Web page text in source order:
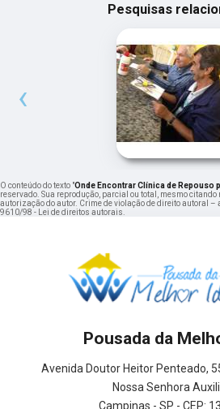
Pesquisas
‹
O conteúdo do texto "Onde Encontrar Clínica de Repouso
reservado. Sua reprodução, parcial ou total, mesmo
autorização do autor. Crime de violação de direito autoral –
9610/98 - Lei de direitos autorais
Pousada da
Avenida Doutor Heitor Penteado,
Nossa Senhora
Campinas - SP - CEP: